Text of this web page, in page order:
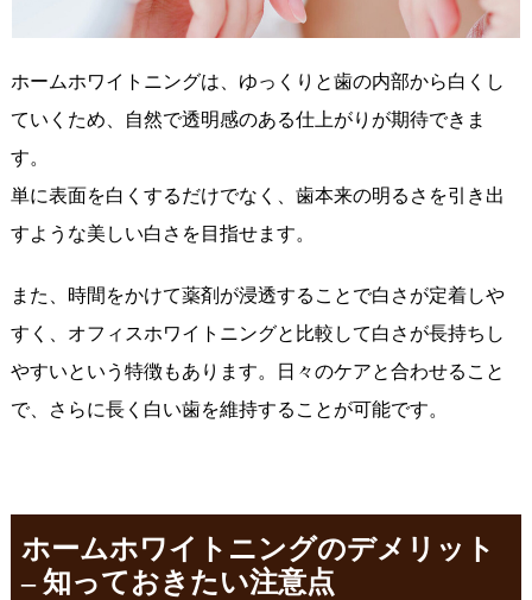
ホームホワイトニングは、ゆっくりと歯の内部から白くし
ていくため、自然で透明感のある仕上がりが期待できま
す。
単に表面を白くするだけでなく、歯本来の明るさを引き出
すような美しい白さを目指せます。
また、時間をかけて薬剤が浸透することで白さが定着しや
すく、オフィスホワイトニングと比較して白さが長持ちし
やすいという特徴もあります。日々のケアと合わせること
で、さらに長く白い歯を維持することが可能です。
ホームホワイトニングのデメリット
– 知っておきたい注意点